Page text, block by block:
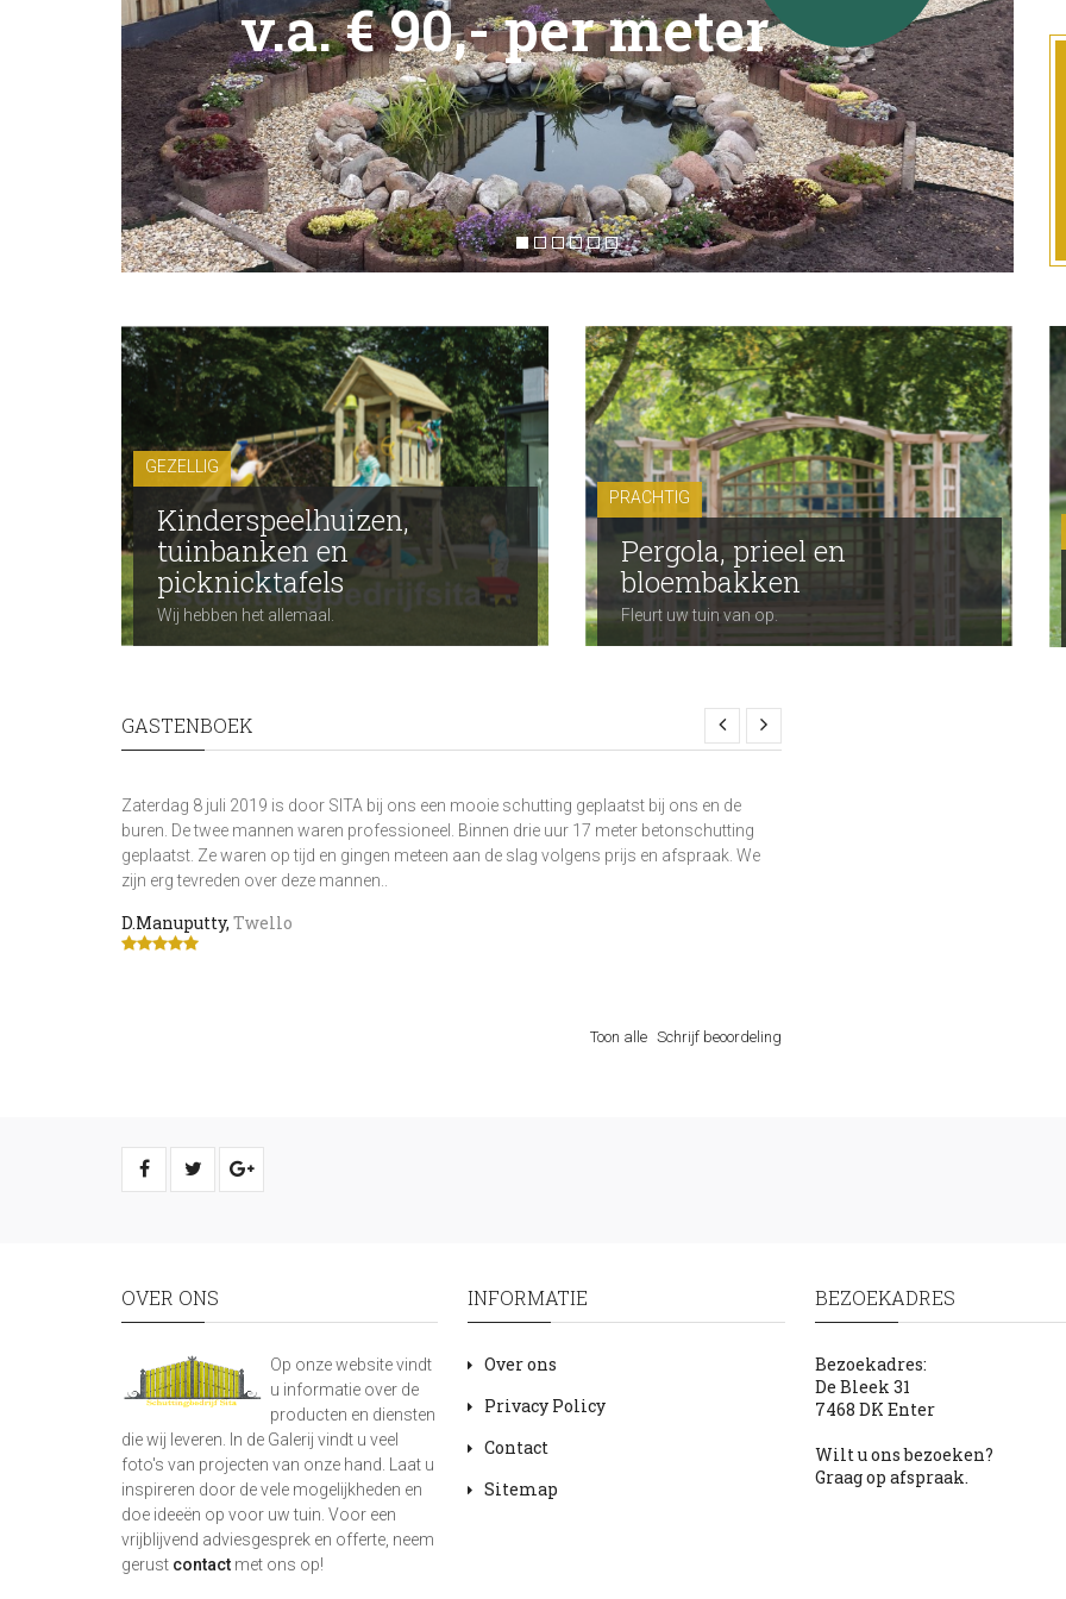
v.a. € 90,- per meter
GEZELLIG
Kinderspeelhuizen,
tuinbanken en
picknicktafels
Wij hebben het allemaal.
PRACHTIG
Pergola, prieel en
bloembakken
Fleurt uw tuin van op.
GASTENBOEK
Zaterdag 8 juli 2019 is door SITA bij ons een mooie schutting geplaatst bij ons en de
buren. De twee mannen waren professioneel. Binnen drie uur 17 meter betonschutting
geplaatst. Ze waren op tijd en gingen meteen aan de slag volgens prijs en afspraak. We
zijn erg tevreden over deze mannen..
D.Manuputty, Twello
Toon alle Schrijf beoordeling
OVER ONS
Op onze website vindt
u informatie over de
producten en diensten
die wij leveren. In de Galerij vindt u veel
foto's van projecten van onze hand. Laat u
inspireren door de vele mogelijkheden en
doe ideeën op voor uw tuin. Voor een
vrijblijvend adviesgesprek en offerte, neem
gerust contact met ons op!
INFORMATIE
Over ons
Privacy Policy
Contact
Sitemap
BEZOEKADRES
Bezoekadres:
De Bleek 31
7468 DK Enter
Wilt u ons bezoeken?
Graag op afspraak.